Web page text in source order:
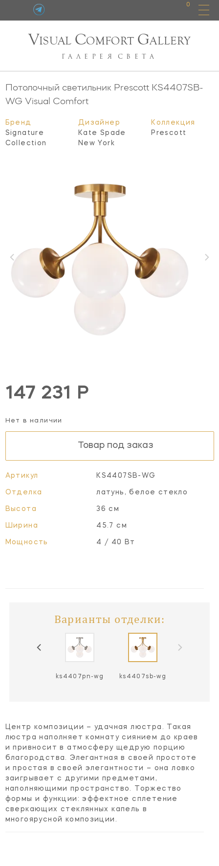
0
VISUAL COMFORT GALLERY
ГАЛЕРЕЯ СВЕТА
Потолочный светильник Prescott KS4407SB-
WG Visual Comfort
Бренд
Signature
Collection
Дизайнер
Kate Spade
New York
Коллекция
Prescott
147 231 Р
Нет в наличии
Товар под заказ
Артикул KS4407SB-WG
Отделка латунь, белое стекло
Высота 36 см
Ширина 45.7 см
Мощность 4 / 40 Вт
Варианты отделки:
ks4407pn-wg ks4407sb-wg
Центр композиции – удачная люстра. Такая
люстра наполняет комнату сиянием до краев
и привносит в атмосферу щедрую порцию
благородства. Элегантная в своей простоте
и простая в своей элегантности – она ловко
заигрывает с другими предметами,
наполняющими пространство. Торжество
формы и функции: эффектное сплетение
сверкающих стеклянных капель в
многоярусной композиции.